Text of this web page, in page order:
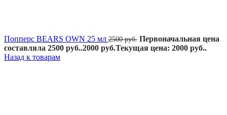
Попперс BEARS OWN 25 мл 2500руб. Первоначальная цена
составляла 2500 руб..2000 руб.Текущая цена: 2000 руб..
Назад к товарам